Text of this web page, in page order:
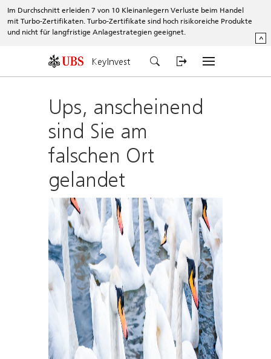
Im Durchschnitt erleiden 7 von 10 Kleinanlegern Verluste beim Handel
mit Turbo-Zertifikaten. Turbo-Zertifikate sind hoch risikoreiche Produkte
und nicht für langfristige Anlagestrategien geeignet.
^
KeyInvest
Ups, anscheinend
sind Sie am
falschen Ort
gelandet